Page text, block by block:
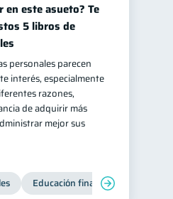
en este asueto? Te
5 libros de
personales parecen
interés, especialmente
razones,
de adquirir más
mejor sus
Educación financiera